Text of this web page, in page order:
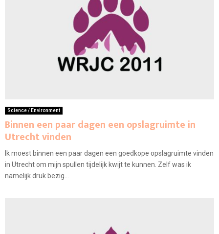
Science / Environment
Binnen een paar dagen een opslagruimte in
Utrecht vinden
Ik moest binnen een paar dagen een goedkope opslagruimte vinden
in Utrecht om mijn spullen tijdelijk kwijt te kunnen. Zelf was ik
namelijk druk bezig...